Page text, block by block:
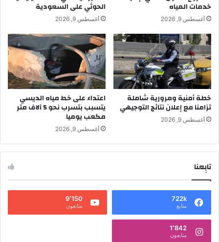
خدمات المياه
أغسطس 9, 2026
الحوثي على السعودية
أغسطس 9, 2026
خطة أمنية ومرورية شاملة
تزامنا مع إعلان نتائج التوجيهي
أغسطس 9, 2026
اعتداء على خط مياه الديسي
يتسبب بتسرب نحو 5 آلاف متر
مكعب يوميا
أغسطس 9, 2026
تابِعنا
722k
متابع
9٬150
متابعون
1٬842
متابعون